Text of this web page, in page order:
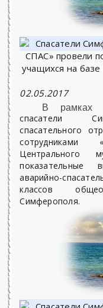
02.05.2017
В рамках
спасатели
спасательного
Центрального
показательные
аварийно-
классов
Симферополя.